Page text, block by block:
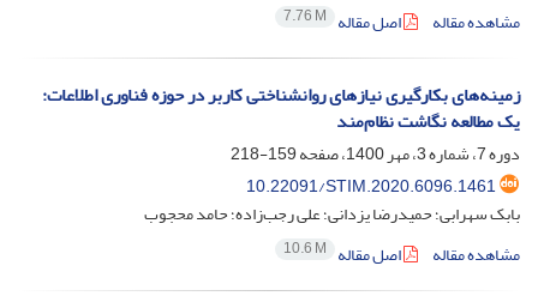
مشاهده مقاله
اصل مقاله 7.76 M
زمینه‌های بکارگیری نیازهای روانشناختی کاربر در حوزه فناوری اطلاعات:
یک مطالعه نگاشت نظام‌‌مند
دوره 7، شماره 3، مهر 1400، صفحه
159-218
10.22091/STIM.2020.6096.1461
بابک سهرابی؛ حمیدرضا یزدانی؛ علی رجب‌زاده؛ حامد محجوب
مشاهده مقاله
اصل مقاله 10.6 M